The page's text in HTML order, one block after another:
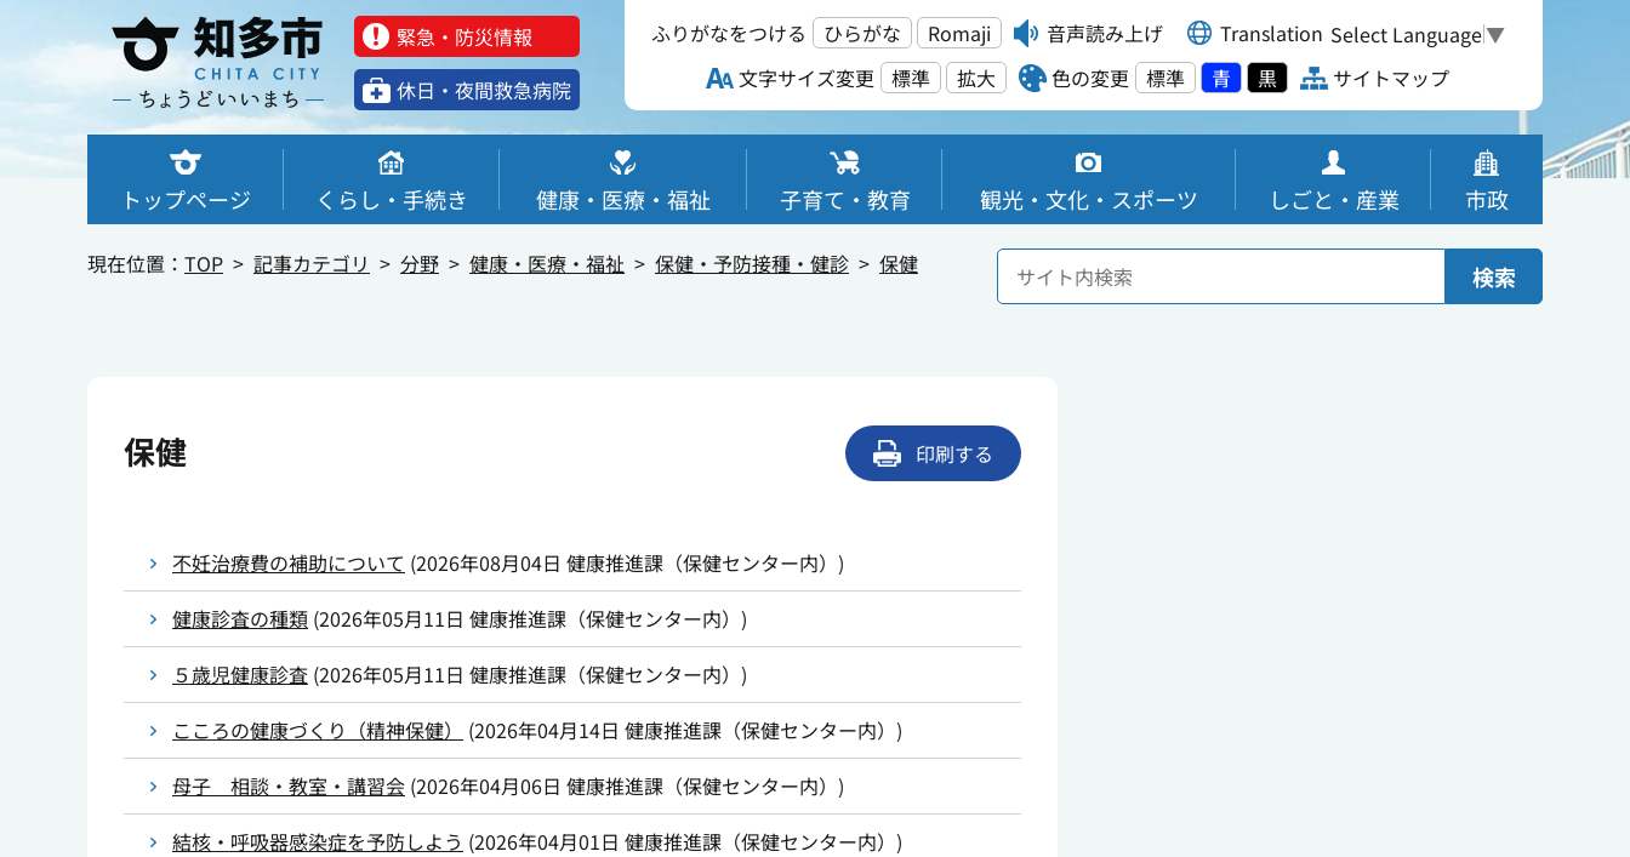
緊急・防災情報
休⽇・夜間救急病院
ふりがなをつける ひらがな Romaji 音声読み上げ Translation Select Language▼
文字サイズ変更
標準 拡大 色の変更 標準 青 黒 サイトマップ
トップページ くらし・手続き 健康・医療・福祉 子育て・教育 観光・文化・スポーツ しごと・産業 市政
現在位置： TOP 記事カテゴリ 分野 健康・医療・福祉 保健・予防接種・健診 保健 検索
保健 印刷する
不妊治療費の補助について (2026年08月04日 健康推進課（保健センター内） )
健康診査の種類 (2026年05月11日 健康推進課（保健センター内） )
５歳児健康診査 (2026年05月11日 健康推進課（保健センター内） )
こころの健康づくり（精神保健）
(2026年04月14日 健康推進課（保健センター内） )
母子 相談・教室・講習会 (2026年04月06日 健康推進課（保健センター内） )
結核・呼吸器感染症を予防しよう (2026年04月01日 健康推進課（保健センター内） )